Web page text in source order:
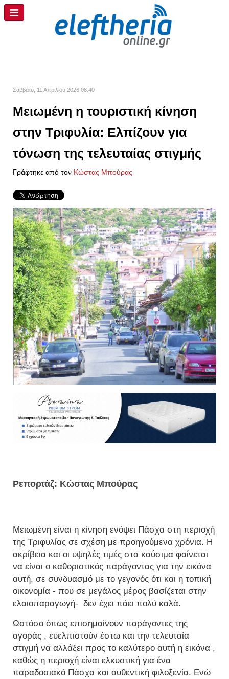
Σάββατο, 11 Απριλίου 2026 08:40
Μειωμένη η τουριστική κίνηση
στην Τριφυλία: Ελπίζουν για
τόνωση της τελευταίας στιγμής
Γράφτηκε από τον Kώστας Μπούρας
Ρεπορτάζ: Κώστας Μπούρας
Μειωμένη είναι η κίνηση ενόψει Πάσχα στη περιοχή
της Τριφυλίας σε σχέση με προηγούμενα χρόνια. Η
ακρίβεια και οι υψηλές τιμές στα καύσιμα φαίνεται
να είναι ο καθοριστικός παράγοντας για την εικόνα
αυτή, σε συνδυασμό με το γεγονός ότι και η τοπική
οικονομία - που σε μεγάλος μέρος βασίζεται στην
ελαιοπαραγωγή- δεν έχει πάει πολύ καλά.
Ωστόσο όπως επισημαίνουν παράγοντες της
αγοράς , ευελπιστούν έστω και την τελευταία
στιγμή να αλλάξει προς το καλύτερο αυτή η εικόνα ,
καθώς η περιοχή είναι ελκυστική για ένα
παραδοσιακό Πάσχα και αυθεντική φιλοξενία. Ενώ